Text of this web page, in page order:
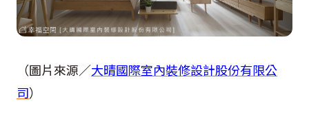
（圖片來源／大晴國際室內裝修設計股份有限公
司）